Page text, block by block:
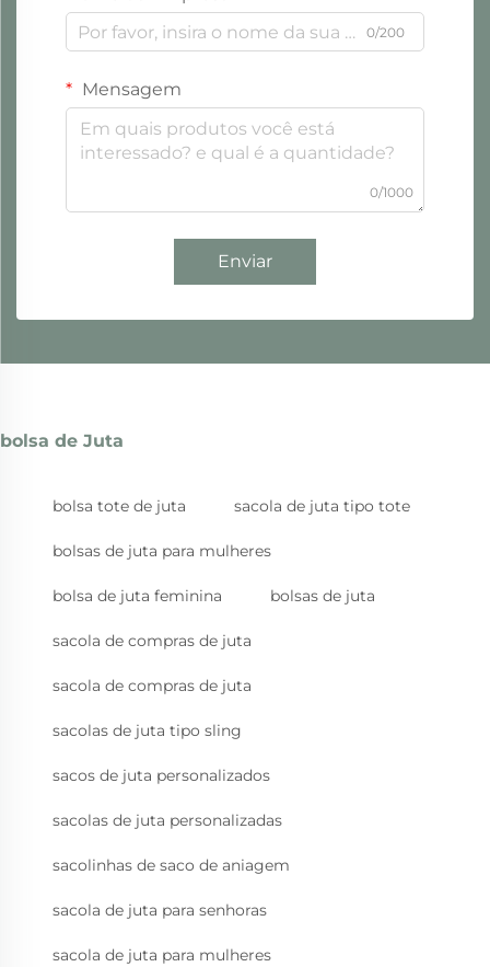
0/200
Mensagem
0/1000
Enviar
bolsa de Juta
bolsa tote de juta sacola de juta tipo tote
bolsas de juta para mulheres
bolsa de juta feminina bolsas de juta
sacola de compras de juta
sacola de compras de juta
sacolas de juta tipo sling
sacos de juta personalizados
sacolas de juta personalizadas
sacolinhas de saco de aniagem
sacola de juta para senhoras
sacola de juta para mulheres